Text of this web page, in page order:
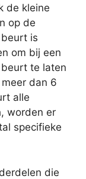
de kleine
op de
is
om bij een
te laten
dan 6
alle
worden er
specifieke
die